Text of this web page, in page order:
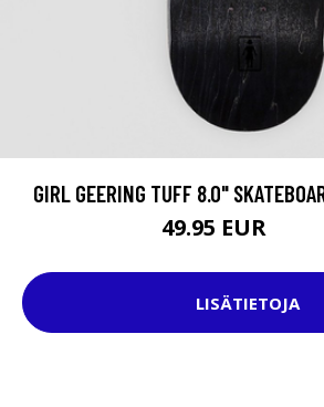
GIRL GEERING TUFF 8.0"
49.95 EUR
LISÄTIETOJA